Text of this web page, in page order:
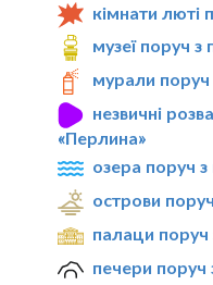
кімнати люті
музеї поруч
мурали
незвичні
«Перлина»
озера поруч
острови
палаци
печери